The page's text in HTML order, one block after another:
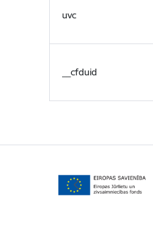
uvc
__cfduid